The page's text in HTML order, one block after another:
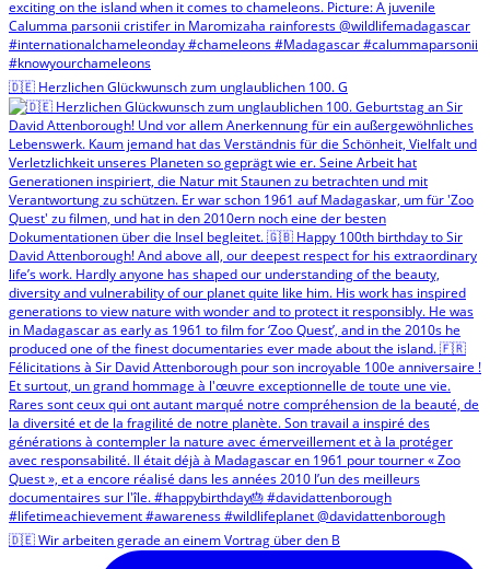
🇩🇪 Herzlichen Glückwunsch zum unglaublichen 100. G
🇩🇪 Wir arbeiten gerade an einem Vortrag über den B